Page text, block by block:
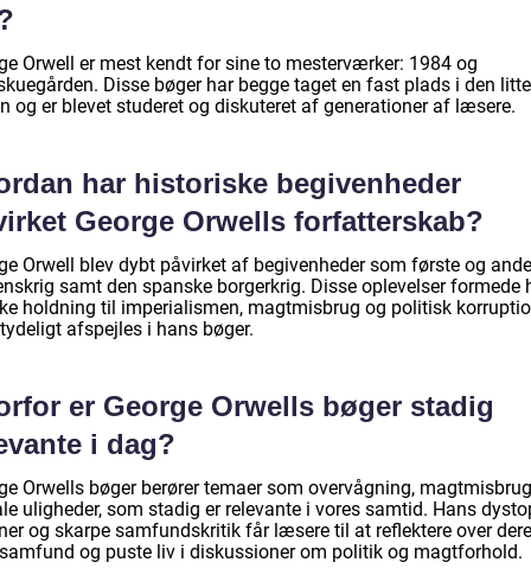
Orwell er mest kendt for sine to mesterværker: 1984 og
Disse bøger har begge taget en fast plads i den
og er blevet studeret og diskuteret af generationer af læsere.
har historiske begivenheder
George Orwells forfatterskab?
Orwell blev dybt påvirket af begivenheder som første og
samt den spanske borgerkrig. Disse oplevelser formede
holdning til imperialismen, magtmisbrug og politisk
afspejles i hans bøger.
er George Orwells bøger stadig
i dag?
Orwells bøger berører temaer som overvågning,
uligheder, som stadig er relevante i vores samtid. Hans
og skarpe samfundskritik får læsere til at reflektere over
og puste liv i diskussioner om politik og magtforhold.